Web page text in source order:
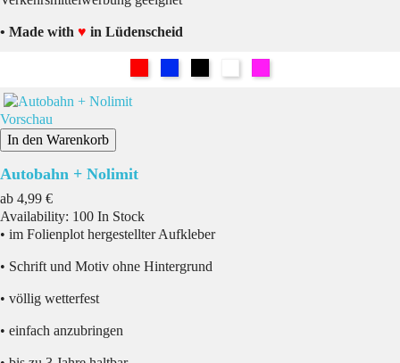
• Made with ♥ in Lüdenscheid
Vorschau
In den Warenkorb
Autobahn + Nolimit
ab Preis
4,99 €
Availability: 100 In Stock
• im Folienplot hergestellter Aufkleber
• Schrift und Motiv ohne Hintergrund
• völlig wetterfest
• einfach anzubringen